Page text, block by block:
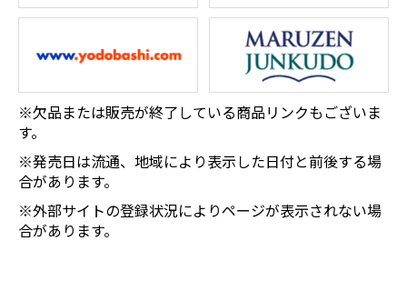
※欠品または販売が終了している商品リンクもございま
す。
※発売日は流通、地域により表示した日付と前後する場
合があります。
※外部サイトの登録状況によりページが表示されない場
合があります。